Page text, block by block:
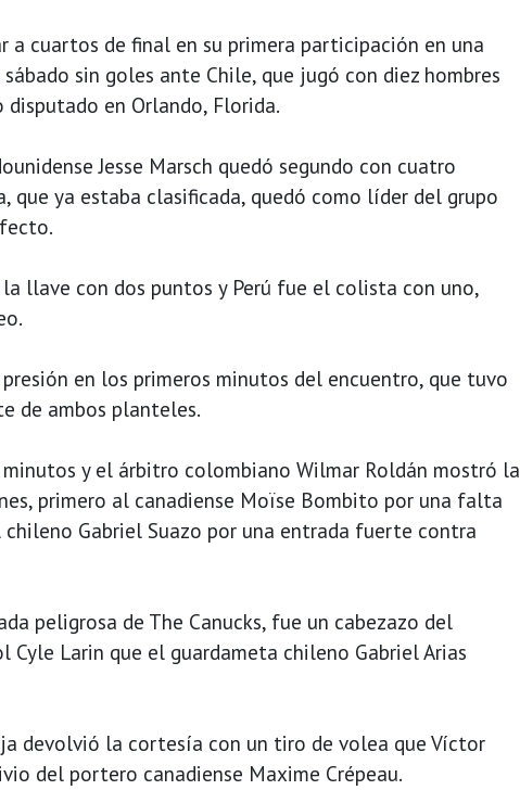
a cuartos de final en su primera participación en una
sin goles ante Chile, que jugó con diez hombres
en Orlando, Florida.
Jesse Marsch quedó segundo con cuatro
que ya estaba clasificada, quedó como líder del grupo
llave con dos puntos y Perú fue el colista con uno,
en los primeros minutos del encuentro, que tuvo
de ambos planteles.
y el árbitro colombiano Wilmar Roldán mostró la
primero al canadiense Moïse Bombito por una falta
Gabriel Suazo por una entrada fuerte contra
peligrosa de The Canucks, fue un cabezazo del
Larin que el guardameta chileno Gabriel Arias
devolvió la cortesía con un tiro de volea que Víctor
del portero canadiense Maxime Crépeau.